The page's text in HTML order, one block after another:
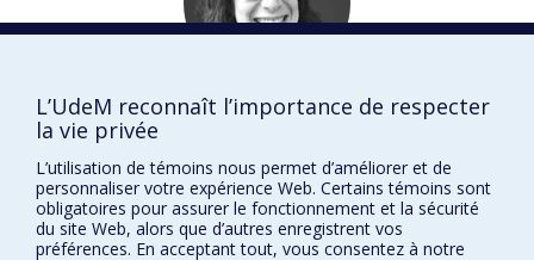
Emma GLASER
DISTINCTIONS
L’UdeM reconnaît l’importance de respecter
la vie privée
L’utilisation de témoins nous permet d’améliorer et de
personnaliser votre expérience Web. Certains témoins sont
obligatoires pour assurer le fonctionnement et la sécurité
du site Web, alors que d’autres enregistrent vos
préférences. En acceptant tout, vous consentez à notre